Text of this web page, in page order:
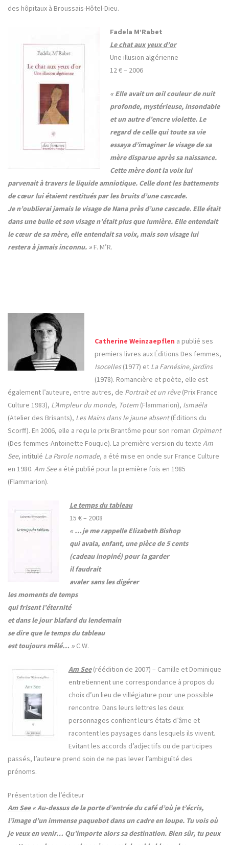
des hôpitaux à Broussais-Hôtel-Dieu.
Fadela M’Rabet
Le chat aux yeux d’or
Une illusion algérienne
12 € – 2006
« Elle avait un œil couleur de nuit
profonde, mystérieuse, insondable
et un autre d’encre violette. Le
regard de celle qui toute sa vie
essaya d’imaginer le visage de sa
mère disparue après sa naissance.
Cette mère dont la voix lui
parvenait à travers le liquide amniotique. Celle dont les battements
de cœur lui étaient restitués par les bruits d’une cascade.
Je n’oublierai jamais le visage de Nana près d’une cascade. Elle était
dans une bulle et son visage n’était plus que lumière. Elle entendait
le cœur de sa mère, elle entendait sa voix, mais son visage lui
restera à jamais inconnu. » F. M’R.
Catherine Weinzaepflen a publié ses
premiers livres aux Éditions Des femmes,
Isocelles(1977) et La Farnésine, jardins
(1978). Romancière et poète, elle est
également l’auteure, entre autres, de Portrait et un rêve(Prix France
Culture 1983), L’Ampleur du monde, Totem (Flammarion), Ismaëla
(Atelier des Brisants), Les Mains dans le jaune absent(Éditions du
Scorff). En 2006, elle a reçu le prix Brantôme pour son roman Orpiment
(Des femmes-Antoinette Fouque). La première version du texte Am
See, intitulé La Parole nomade, a été mise en onde sur France Culture
en 1980. Am Seea été publié pour la première fois en 1985
(Flammarion).
Le temps du tableau
15 € – 2008
« …je me rappelle Elizabeth Bishop
qui avala, enfant, une pièce de 5 cents
(cadeau inopiné) pour la garder
il faudrait
avaler sans les digérer
les moments de temps
qui frisent l’éternité
et dans le jour blafard du lendemain
se dire que le temps du tableau
est toujours mêlé… » C.W.
Am See(réédition de 2007) – Camille et Dominique
entretiennent une correspondance à propos du
choix d’un lieu de villégiature pour une possible
rencontre. Dans leurs lettres les deux
personnages confient leurs états d’âme et
racontent les paysages dans lesquels ils vivent.
Evitant les accords d’adjectifs ou de participes
passés, l’auteure prend soin de ne pas lever l’ambiguïté des
prénoms.
Présentation de l’éditeur
Am See « Au-dessus de la porte d’entrée du café d’où je t’écris,
l’image d’un immense paquebot dans un cadre en loupe. Tu vois où
je veux en venir… Qu’importe alors sa destination. Bien sûr, tu peux